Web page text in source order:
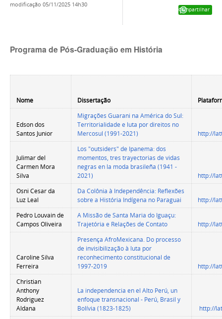
Compartilhar
modificação 05/11/2025 14h30
Programa de Pós-Graduação em História
Nome Dissertação
Edson dos
Santos Junior
Migrações Guarani na América do Sul:
Territorialidade e luta por direitos no
Mercosul (1991-2021)
http://
Julimar del
Carmen Mora
Silva
Los "outsiders" de Ipanema: dos
momentos, tres trayectorias de vidas
negras en la moda brasileña (1941 -
2021)
http://
Osni Cesar da
Luz Leal
Da Colônia à Independência: Reflexões
sobre a História Indígena no Paraguai
http://
Pedro Louvain de
Campos Oliveira
A Missão de Santa Maria do Iguaçu:
Trajetória e Relações de Contato
http://
Caroline Silva
Ferreira
Presença AfroMexicana. Do processo
de invisibilização à luta por
reconhecimento constitucional de
1997-2019
http://
Christian
Anthony
Rodriguez
Aldana
La independencia en el Alto Perú, un
enfoque transnacional - Perú, Brasil y
Bolívia (1823-1825)
http://